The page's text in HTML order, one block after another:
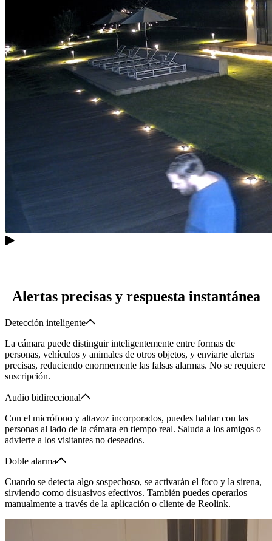
Alertas precisas y respuesta instantánea
Detección inteligente
La cámara puede distinguir inteligentemente entre formas de
personas, vehículos y animales de otros objetos, y enviarte alertas
precisas, reduciendo enormemente las falsas alarmas. No se requiere
suscripción.
Audio bidireccional
Con el micrófono y altavoz incorporados, puedes hablar con las
personas al lado de la cámara en tiempo real. Saluda a los amigos o
advierte a los visitantes no deseados.
Doble alarma
Cuando se detecta algo sospechoso, se activarán el foco y la sirena,
sirviendo como disuasivos efectivos. También puedes operarlos
manualmente a través de la aplicación o cliente de Reolink.